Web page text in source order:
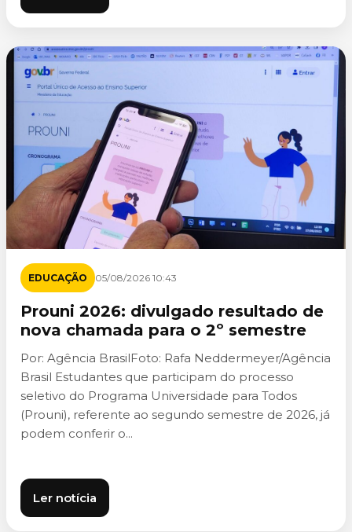
EDUCAÇÃO 05/08/2026 10:43
Prouni 2026: divulgado resultado de
nova chamada para o 2º semestre
Por: Agência BrasilFoto: Rafa Neddermeyer/Agência
Brasil Estudantes que participam do processo
seletivo do Programa Universidade para Todos
(Prouni), referente ao segundo semestre de 2026, já
podem conferir o...
Ler notícia